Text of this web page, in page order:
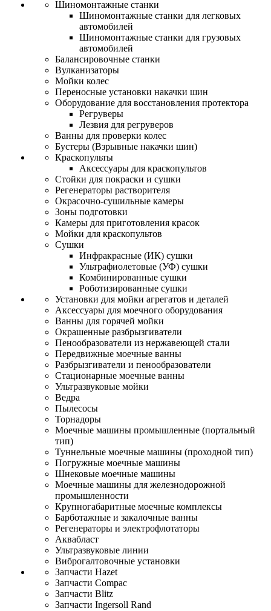
Шиномонтажные станки
Шиномонтажные станки для легковых
автомобилей
Шиномонтажные станки для грузовых
автомобилей
Балансировочные станки
Вулканизаторы
Мойки колес
Переносные установки накачки шин
Оборудование для восстановления протектора
Регруверы
Лезвия для регруверов
Ванны для проверки колес
Бустеры (Взрывные накачки шин)
Краскопульты
Аксессуары для краскопультов
Стойки для покраски и сушки
Регенераторы растворителя
Окрасочно-сушильные камеры
Зоны подготовки
Камеры для приготовления красок
Мойки для краскопультов
Сушки
Инфракрасные (ИК) сушки
Ультрафиолетовые (УФ) сушки
Комбинированные сушки
Роботизированные сушки
Установки для мойки агрегатов и деталей
Аксессуары для моечного оборудования
Ванны для горячей мойки
Окрашенные разбрызгиватели
Пенообразователи из нержавеющей стали
Передвижные моечные ванны
Разбрызгиватели и пенообразователи
Стационарные моечные ванны
Ультразвуковые мойки
Ведра
Пылесосы
Торнадоры
Моечные машины промышленные (портальный
тип)
Туннельные моечные машины (проходной тип)
Погружные моечные машины
Шнековые моечные машины
Моечные машины для железнодорожной
промышленности
Крупногабаритные моечные комплексы
Барботажные и закалочные ванны
Регенераторы и электрофлотаторы
Аквабласт
Ультразвуковые линии
Виброгалтовочные установки
Запчасти Hazet
Запчасти Compac
Запчасти Blitz
Запчасти Ingersoll Rand